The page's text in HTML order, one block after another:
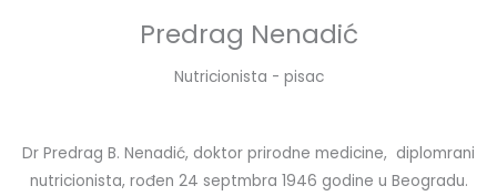
Predrag Nenadić
Nutricionista - pisac
Dr Predrag B. Nenadić, doktor prirodne medicine, diplomrani
nutricionista, rođen 24 septmbra 1946 godine u Beogradu.